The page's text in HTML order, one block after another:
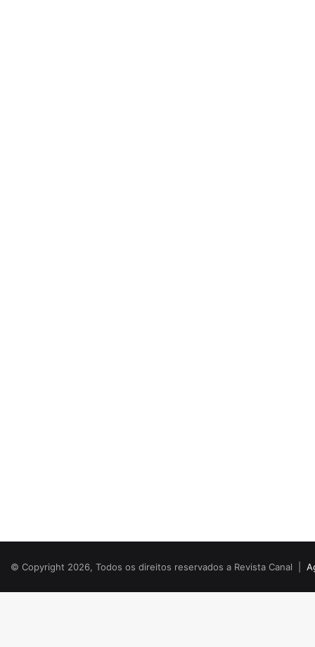
© Copyright 2026, Todos os direitos reservados a Revista Canal |